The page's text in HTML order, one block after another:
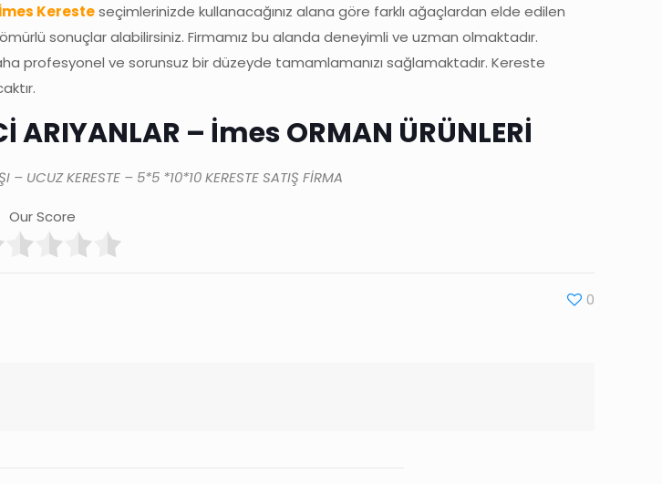
İmes Keresteseçimlerinizde kullanacağınız alana göre farklı ağaçlardan elde edilen
sonuçlar alabilirsiniz. Firmamız bu alanda deneyimli ve uzman olmaktadır.
profesyonel ve sorunsuz bir düzeyde tamamlamanızı sağlamaktadır. Kereste
ARIYANLAR – İmes ORMAN ÜRÜNLERİ
– UCUZ KERESTE – 5*5 *10*10 KERESTE SATIŞ FİRMA
Our Score
0